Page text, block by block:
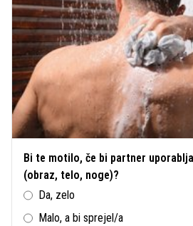
Bi te motilo, če bi partner
(obraz, telo, noge)?
Da, zelo
Malo, a bi sprejel/a